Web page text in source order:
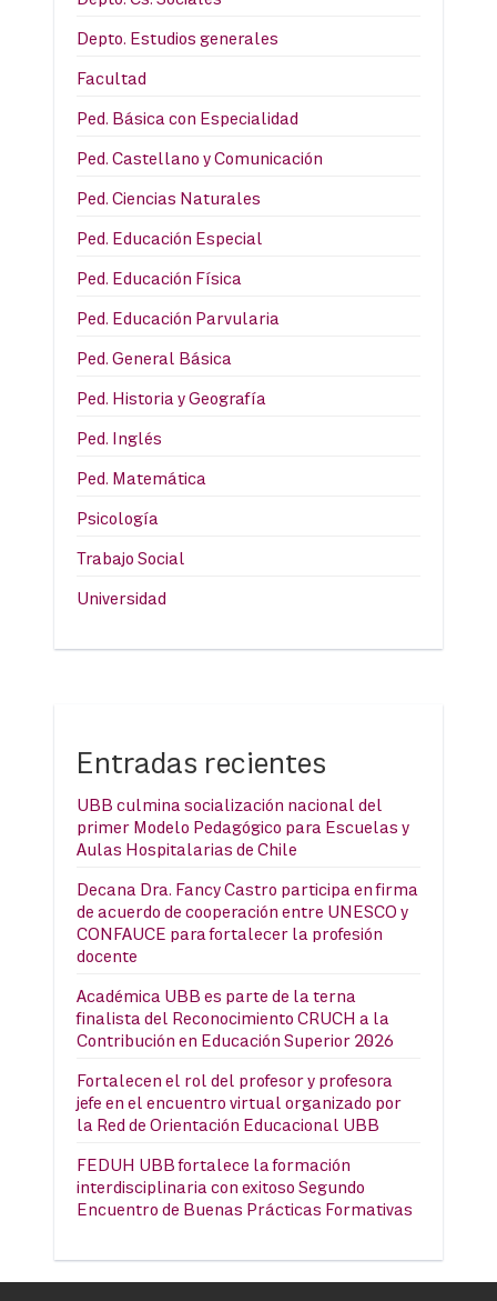
Depto. Estudios generales
Facultad
Ped. Básica con Especialidad
Ped. Castellano y Comunicación
Ped. Ciencias Naturales
Ped. Educación Especial
Ped. Educación Física
Ped. Educación Parvularia
Ped. General Básica
Ped. Historia y Geografía
Ped. Inglés
Ped. Matemática
Psicología
Trabajo Social
Universidad
Entradas recientes
UBB culmina socialización nacional del
primer Modelo Pedagógico para Escuelas y
Aulas Hospitalarias de Chile
Decana Dra. Fancy Castro participa en firma
de acuerdo de cooperación entre UNESCO y
CONFAUCE para fortalecer la profesión
docente
Académica UBB es parte de la terna
finalista del Reconocimiento CRUCH a la
Contribución en Educación Superior 2026
Fortalecen el rol del profesor y profesora
jefe en el encuentro virtual organizado por
la Red de Orientación Educacional UBB
FEDUH UBB fortalece la formación
interdisciplinaria con exitoso Segundo
Encuentro de Buenas Prácticas Formativas